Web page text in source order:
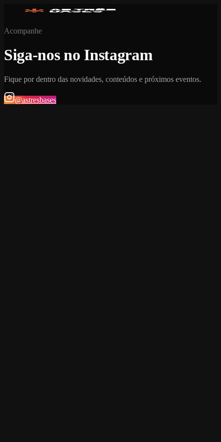
Acompanhe
Siga-nos no Instagram
Fique por dentro das novidades, conteúdos e próximos eventos.
@astresbases